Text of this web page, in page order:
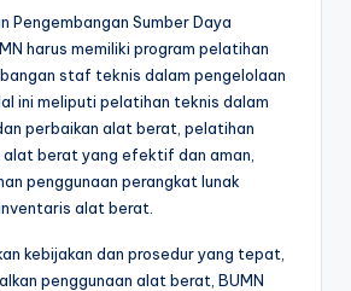
Pengembangan Sumber Daya
harus memiliki program pelatihan
staf teknis dalam pengelolaan
ini meliputi pelatihan teknis dalam
perbaikan alat berat, pelatihan
alat berat yang efektif dan aman,
penggunaan perangkat lunak
alat berat.
kebijakan dan prosedur yang tepat,
penggunaan alat berat, BUMN